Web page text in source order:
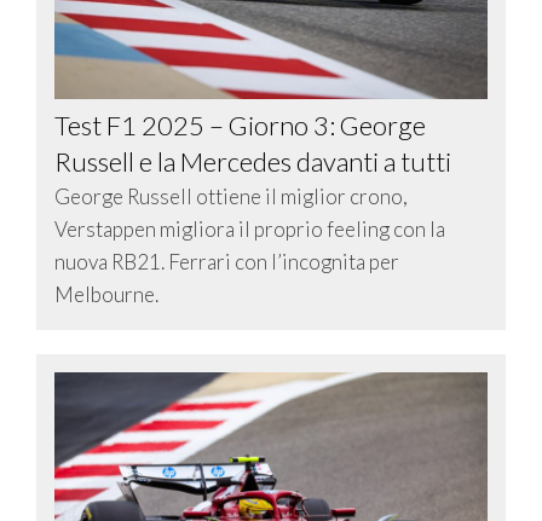
Test F1 2025 – Giorno 3: George
Russell e la Mercedes davanti a tutti
George Russell ottiene il miglior crono,
Verstappen migliora il proprio feeling con la
nuova RB21. Ferrari con l’incognita per
Melbourne.